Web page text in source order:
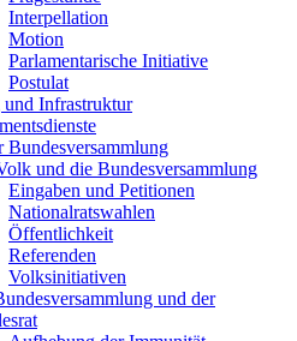
Interpellation
Motion
Parlamentarische Initiative
Postulat
Infrastruktur
Bundesversammlung
und die Bundesversammlung
Eingaben und Petitionen
Nationalratswahlen
Öffentlichkeit
Referenden
Volksinitiativen
und der